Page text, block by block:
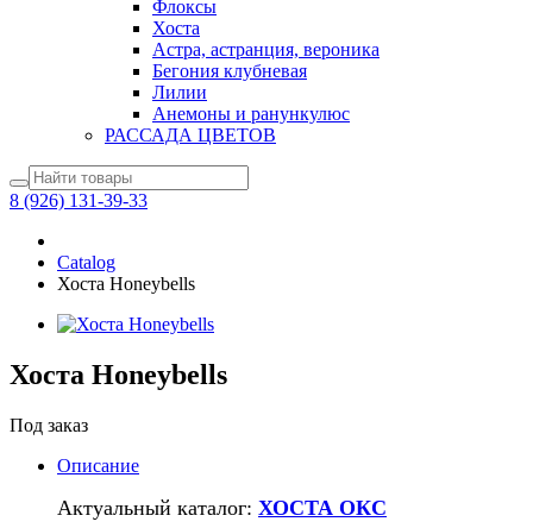
Флоксы
Хоста
Астра, астранция, вероника
Бегония клубневая
Лилии
Анемоны и ранункулюс
РАССАДА ЦВЕТОВ
8 (926) 131-39-33
Catalog
Хоста Honeybells
Хоста Honeybells
Под заказ
Описание
Актуальный каталог: ХОСТА ОКС